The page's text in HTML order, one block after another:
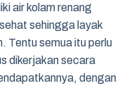
air kolam renang
sehingga layak
Tentu semua itu perlu
dikerjakan secara
dengan